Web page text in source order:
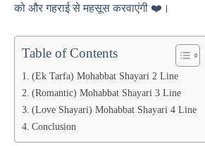
को और गहराई से महसूस करवाएंगी ❤️।
Table of Contents
(Ek Tarfa) Mohabbat Shayari 2 Line
(Romantic) Mohabbat Shayari 3 Line
(Love Shayari) Mohabbat Shayari 4 Line
Conclusion